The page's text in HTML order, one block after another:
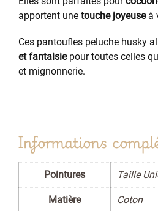
apportent une touche joyeuseà
Ces pantoufles peluche husky
et fantaisiepour toutes celles
et mignonnerie.
Informations
Pointures Taille
Matière Coton